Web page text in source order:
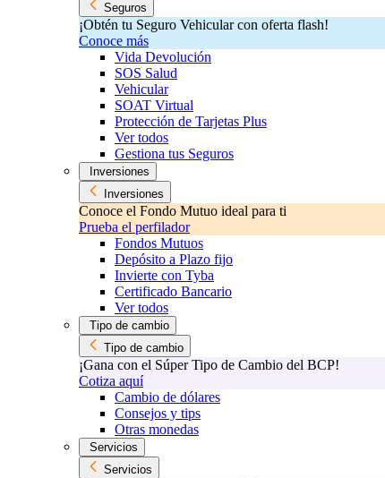
Seguros
¡Obtén tu Seguro Vehicular con oferta flash!
Conoce más
Vida Devolución
SOS Salud
Vehicular
SOAT Virtual
Protección de Tarjetas Plus
Ver todos
Gestiona tus Seguros
Inversiones
Inversiones
Conoce el Fondo Mutuo ideal para ti
Prueba el perfilador
Fondos Mutuos
Depósito a Plazo fijo
Invierte con Tyba
Certificado Bancario
Ver todos
Tipo de cambio
Tipo de cambio
¡Gana con el Súper Tipo de Cambio del BCP!
Cotiza aquí
Cambio de dólares
Consejos y tips
Otras monedas
Servicios
Servicios